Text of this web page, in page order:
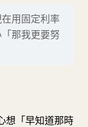
用固定利率
那我更要努
想「早知道那時